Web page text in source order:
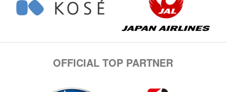
OFFICIAL TOP PARTNER